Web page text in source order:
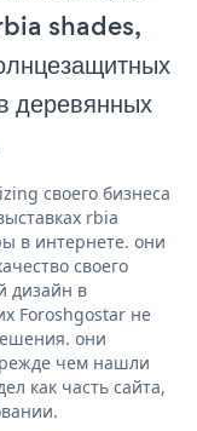
shades,
деревянных
своего бизнеса
rbia
в интернете. они
своего
дизайн в
Foroshgostar не
они
чем нашли
как часть сайта,